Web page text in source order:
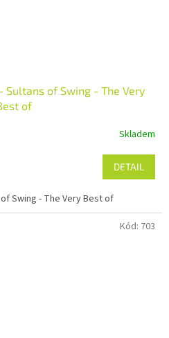
Sultans of Swing - The Very
of
Skladem
DETAIL
of Swing - The Very Best of
Kód: 703